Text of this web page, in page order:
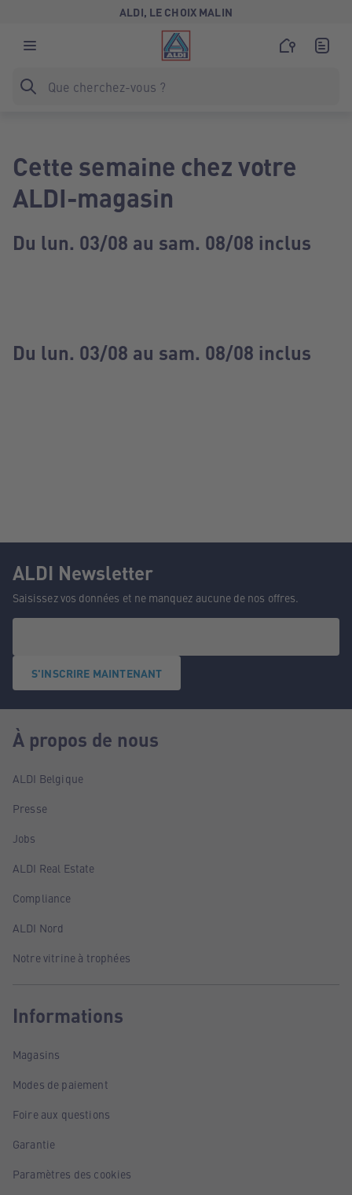
ALDI, LE CHOIX MALIN
Cette semaine chez votre
ALDI-magasin
Du lun. 03/08 au sam. 08/08 inclus
Du lun. 03/08 au sam. 08/08 inclus
ALDI Newsletter
Saisissez vos données et ne manquez aucune de nos offres.
S'INSCRIRE MAINTENANT
À propos de nous
ALDI Belgique
Presse
Jobs
ALDI Real Estate
Compliance
ALDI Nord
Notre vitrine à trophées
Informations
Magasins
Modes de paiement
Foire aux questions
Garantie
Paramètres des cookies